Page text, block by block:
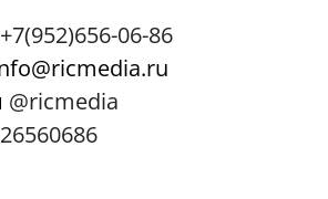
+7(952)656-06-86
@ricmedia